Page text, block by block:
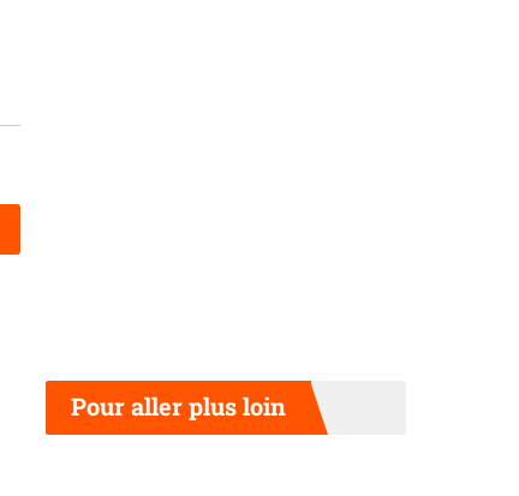
Pour aller plus loin